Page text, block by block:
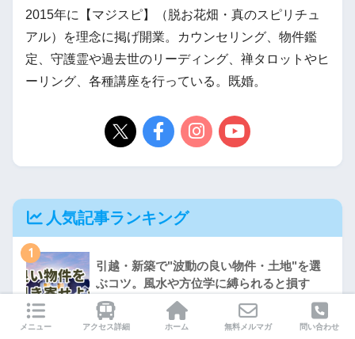
2015年に【マジスピ】（脱お花畑・真のスピリチュ
アル）を理念に掲げ開業。カウンセリング、物件鑑
定、守護霊や過去世のリーディング、禅タロットやヒ
ーリング、各種講座を行っている。既婚。
人気記事ランキング
1
引越・新築で"波動の良い物件・土地"を選
ぶコツ。風水や方位学に縛られると損す
る！
2
メニュー アクセス詳細 ホーム 無料メルマガ 問い合わせ